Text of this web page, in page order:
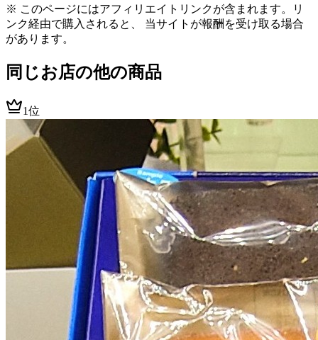
※ このページにはアフィリエイトリンクが含まれます。リ
ンク経由で購入されると、 当サイトが報酬を受け取る場合
があります。
同じお店の他の商品
1位